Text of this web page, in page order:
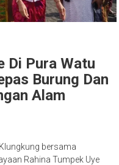
Di Pura Watu
Burung Dan
Alam
bersama
Rahina Tumpek Uye